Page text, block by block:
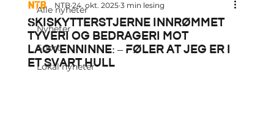
Alle nyheter
Nyheter
Sport
Lokal nyheter
Skiskytterstjerne innrømmet
tyveri og bedrageri mot
lagvenninne: – Føler at jeg er i
et svart hull
NTB 24. okt. 2025 3 min lesing